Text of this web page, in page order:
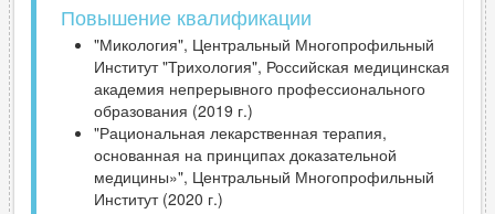
Повышение квалификации
"Микология", Центральный Многопрофильный
Институт "Трихология", Российская медицинская
академия непрерывного профессионального
образования (2019 г.)
"Рациональная лекарственная терапия,
основанная на принципах доказательной
медицины»", Центральный Многопрофильный
Институт (2020 г.)